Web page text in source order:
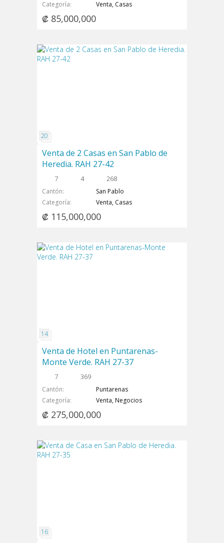
Categoría Venta, Casas
₡ 85,000,000
Venta de 2 Casas en San Pablo de
Heredia. RAH 27-42
7 4 268
Cantón
San Pablo
Categoría
Venta, Casas
₡ 115,000,000
Venta de Hotel en Puntarenas-
Monte Verde. RAH 27-37
7 369
Cantón
Puntarenas
Categoría
Venta, Negocios
₡ 275,000,000